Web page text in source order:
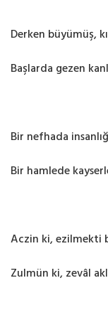
Derken büyümüş,
Başlarda gezen
Bir nefhada
Bir hamlede
Aczin ki, ezilmekti
Zulmün ki, zevâl